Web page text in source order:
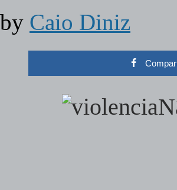
by Caio Diniz